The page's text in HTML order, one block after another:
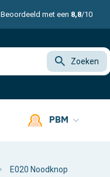
Beoordeeld met een 8,8/10
Zoeken
PBM
E020 Noodknop